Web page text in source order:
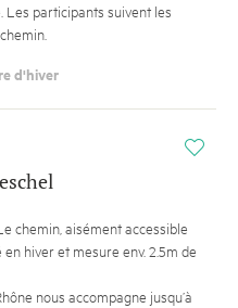
Les participants suivent les
d'hiver
i
chemin, aisément accessible
hiver et mesure env. 2.5m de
nous accompagne jusqu’à